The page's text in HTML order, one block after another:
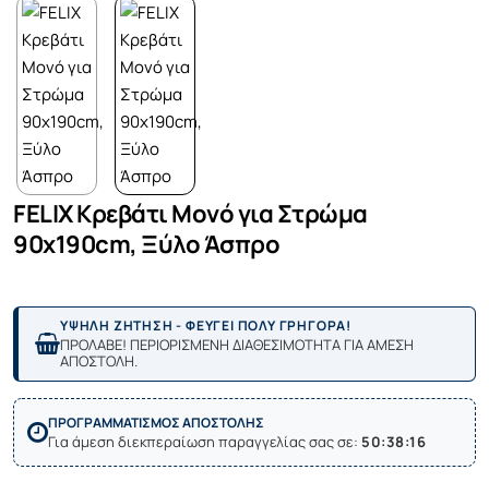
FELIX Κρεβάτι Μονό για Στρώμα
90x190cm, Ξύλο Άσπρο
ΥΨΗΛΗ ΖΗΤΗΣΗ - ΦΕΥΓΕΙ ΠΟΛΥ ΓΡΗΓΟΡΑ!
ΠΡΟΛΑΒΕ! ΠΕΡΙΟΡΙΣΜΕΝΗ ΔΙΑΘΕΣΙΜΟΤΗΤΑ ΓΙΑ ΑΜΕΣΗ
ΑΠΟΣΤΟΛΗ.
ΠΡΟΓΡΑΜΜΑΤΙΣΜΟΣ ΑΠΟΣΤΟΛΗΣ
Για άμεση διεκπεραίωση παραγγελίας σας σε: 50:38:16